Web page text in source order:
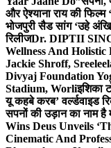
और ऐश्याना राय की फिल्म
भोजपुरी सैड सांग ‘उहे
रिलीजDr. DIPTII
Wellness And Holistic
Jackie Shroff,
Divyaj Foundation
Stadium, Worliइशिका
यू कहबे करब’ वर्ल्डवाइड
सपनों की उड़ान का नाम है
Wins Deus Unveils
Cinematic And